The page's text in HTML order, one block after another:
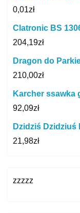
0,01zł
Clatronic BS
204,19zł
Dragon do
210,00zł
Karcher ssawka
92,09zł
Dzidziś Dzidziuś
21,98zł
zzzzz